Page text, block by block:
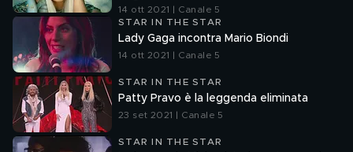
14 ott 2021 | Canale 5
STAR IN THE STAR
Lady Gaga incontra Mario Biondi
14 ott 2021 | Canale 5
STAR IN THE STAR
Patty Pravo è la leggenda eliminata
23 set 2021 | Canale 5
STAR IN THE STAR